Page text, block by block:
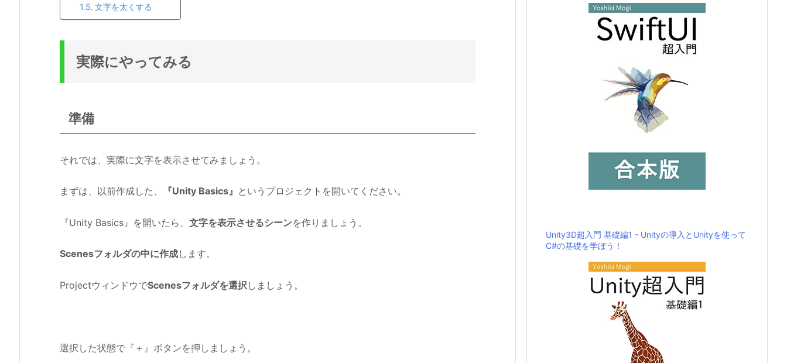
文字を太くする
実際にやってみる
準備
それでは、実際に文字を表示させてみましょう。
まずは、以前作成した、 『Unity Basics』 というプロジェクトを開いてください。
『Unity Basics』を開いたら、 文字を表示させるシーンを作りましょう。
Scenesフォルダの中に作成します。
ProjectウィンドウでScenesフォルダを選択 しましょう。
選択した状態で『＋』ボタンを押しましょう。
Unity3D超入門 基礎編1 - Unityの導入とUnityを使って
C#の基礎を学ぼう！